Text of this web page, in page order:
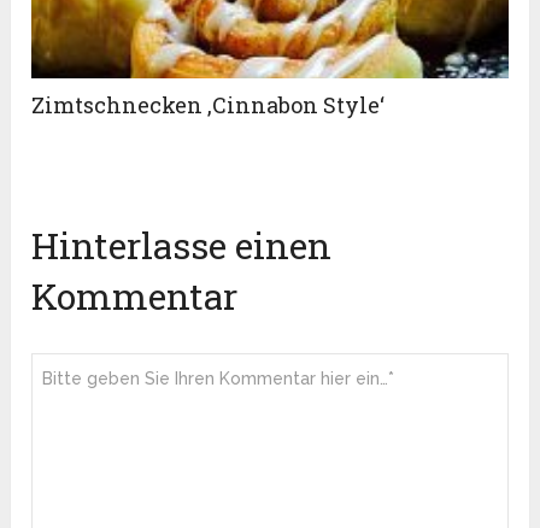
Zimtschnecken ‚Cinnabon Style‘
Hinterlasse einen
Kommentar